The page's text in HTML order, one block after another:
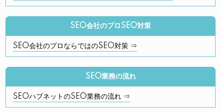
SEO会社のプロSEO対策
SEO会社のプロならではのSEO対策 ⇒
SEO業務の流れ
SEOハブネットのSEO業務の流れ ⇒